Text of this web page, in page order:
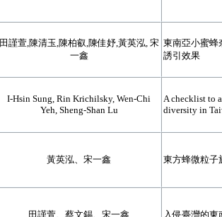
田謹萱,陳清玉,陳柏叡,陳佳妤,黃英泓, 宋
一鑫
東南亞小蜜蜂
誘引效果
I-Hsin Sung, Rin Krichilsky, Wen-Chi
Yeh, Sheng-Shan Lu
A checklist to
diversity in
黃英泓、宋一鑫 東方蜂微粒子
田謹萱、蔡文錫、宋一鑫 入侵臺灣的